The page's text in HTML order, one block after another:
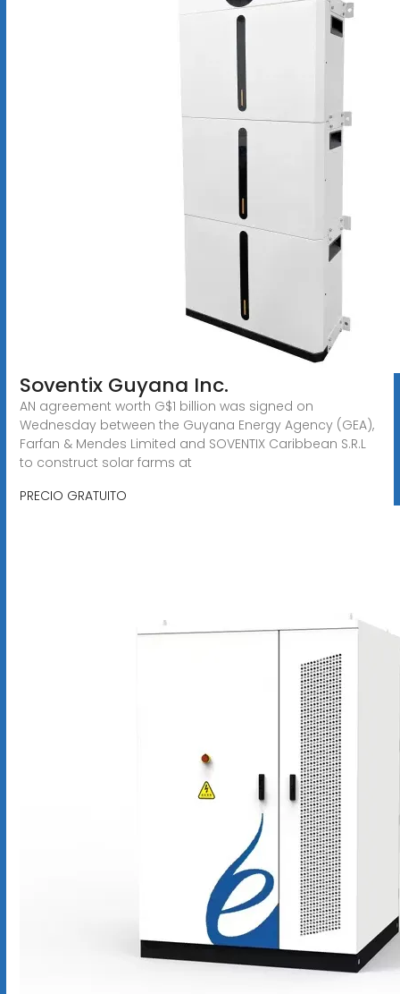
Soventix Guyana Inc.
AN agreement worth G$1 billion was signed on
Wednesday between the Guyana Energy Agency (GEA),
Farfan & Mendes Limited and SOVENTIX Caribbean S.R.L
to construct solar farms at
PRECIO GRATUITO